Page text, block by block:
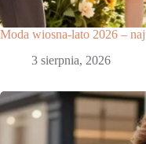
Moda wiosna-lato 2026 –
3 sierpnia, 2026